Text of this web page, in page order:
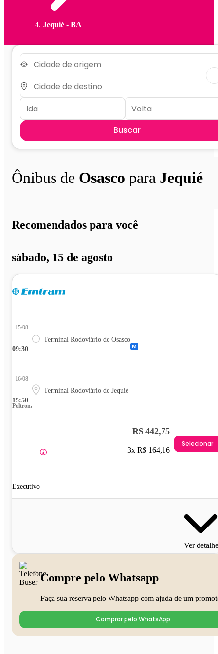
Jequié - BA
Buscar
Ônibus de Osasco para Jequié
Recomendados para você
sábado, 15 de agosto
09:30
15/08
Terminal Rodoviário de Osasco
15:50
16/08
Terminal Rodoviário de Jequié
Poltrona
Executivo
R$ 442,75
3x R$ 164,16
Selecionar
Ver
Compre pelo Whatsapp
Faça sua reserva pelo Whatsapp com ajuda de um
Comprar pelo WhatsApp